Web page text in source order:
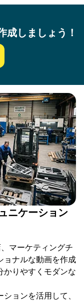
成しましょう！
ニケーション
マーケティングチ
ョナルな動画を作成
かりやすくモダンな
ョンを活用して、